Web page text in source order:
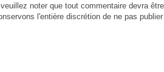
noter que tout commentaire devra
l'entière discrétion de ne pas